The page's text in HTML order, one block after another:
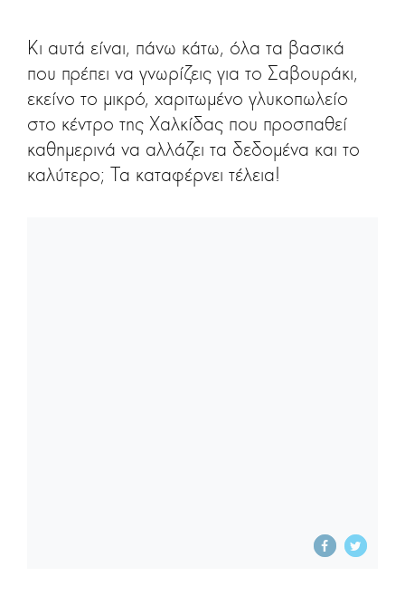
Κι αυτά είναι, πάνω κάτω, όλα τα βασικά
που πρέπει να γνωρίζεις για το Σαβουράκι,
εκείνο το μικρό, χαριτωμένο γλυκοπωλείο
στο κέντρο της Χαλκίδας που προσπαθεί
καθημερινά να αλλάζει τα δεδομένα και το
καλύτερο; Τα καταφέρνει τέλεια!